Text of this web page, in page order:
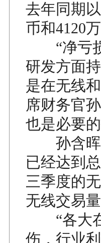
去年同期
币和4120
“净亏损
研发方面
是在无线
席财务官
也是必要
孙含晖
已经达到
三季度的
无线交易
“各大在
伤，行业